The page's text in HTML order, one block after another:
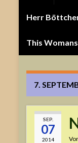
Herr
This
7.
SEP.
07
2014